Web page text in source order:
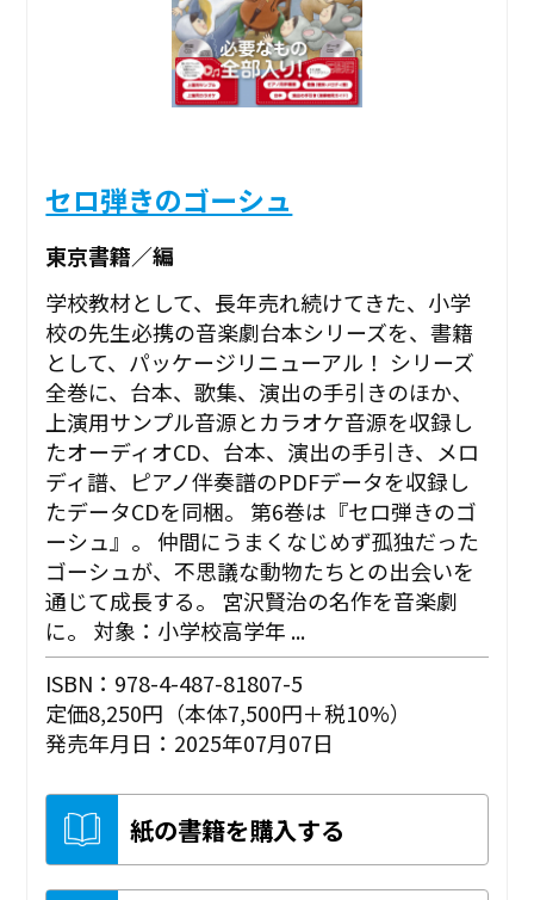
セロ弾きのゴーシュ
東京書籍／編
学校教材として、長年売れ続けてきた、小学
校の先生必携の音楽劇台本シリーズを、書籍
として、パッケージリニューアル！ シリーズ
全巻に、台本、歌集、演出の手引きのほか、
上演用サンプル音源とカラオケ音源を収録し
たオーディオCD、台本、演出の手引き、メロ
ディ譜、ピアノ伴奏譜のPDFデータを収録し
たデータCDを同梱。 第6巻は『セロ弾きのゴ
ーシュ』。 仲間にうまくなじめず孤独だった
ゴーシュが、不思議な動物たちとの出会いを
通じて成長する。 宮沢賢治の名作を音楽劇
に。 対象：小学校高学年 ...
ISBN：978-4-487-81807-5
定価8,250円（本体7,500円＋税10%）
発売年月日：2025年07月07日
紙の書籍を購入する